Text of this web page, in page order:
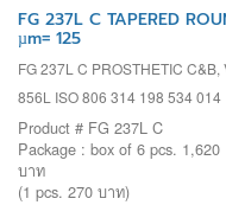
FG 237L C TAPERED
µm= 125
FG 237L C PROSTHETIC
856L ISO 806 314 198 534 014
Product # FG 237L C
Package : box of 6 pcs. 1,620
บาท
(1 pcs. 270 บาท)